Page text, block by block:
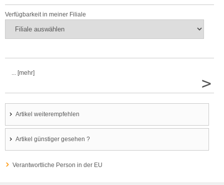
Verfügbarkeit in meiner Filiale
... [mehr]
>
Artikel weiterempfehlen
Artikel günstiger gesehen ?
Verantwortliche Person in der EU